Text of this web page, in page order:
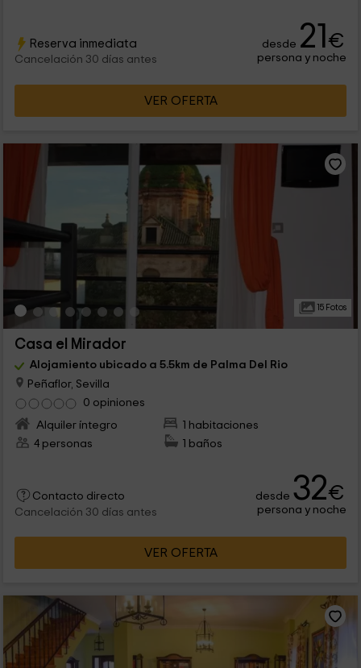
Reserva inmediata
Cancelación 30 días antes
desde 21€
persona y noche
VER OFERTA
15 Fotos
Casa el Mirador
Alojamiento ubicado a 5.5km de Palma Del Rio
Peñaflor, Sevilla
0 opiniones
Alquiler íntegro
1 habitaciones
4 personas
1 baños
Contacto directo
Cancelación 30 días antes
desde 32€
persona y noche
VER OFERTA